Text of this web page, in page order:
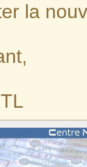
la